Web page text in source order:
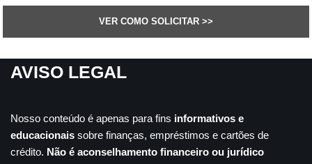
VER COMO SOLICITAR >>
AVISO LEGAL
Nosso conteúdo é apenas para fins informativos e
educacionais sobre finanças, empréstimos e cartões de
crédito. Não é aconselhamento financeiro ou jurídico